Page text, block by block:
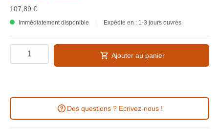
107,89 €
Immédiatement disponible Expédié en : 1-3 jours ouvrés
Ajouter au panier
Des questions ? Ecrivez-nous !